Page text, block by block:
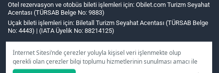
İnternet Sitesi’nde çerezler yoluyla kişisel veri işlenmekte olup
gerekli olan çerezler bilgi toplumu hizmetlerinin sunulması amacı ile
kullanılmaktadır. Tercihleriniz doğrultusunda size özel
Otel rezervasyon ve otobüs bileti işlemleri için: Obilet.com Turizm Seyahat
Acentası (TÜRSAB Belge No: 9883)
Uçak bileti işlemleri için: Biletall Turizm Seyahat Acentası (TÜRSAB Belge
No: 4443) | (IATA Üyelik No: 88214125)